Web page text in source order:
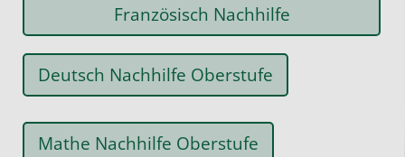
Französisch Nachhilfe
Deutsch Nachhilfe Oberstufe
Mathe Nachhilfe Oberstufe